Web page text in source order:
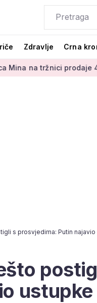
Zdravlje Crna
prodaje 45 godina: